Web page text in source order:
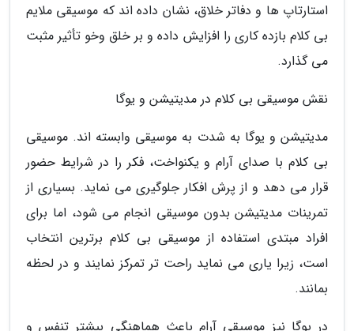
استارتاپ ها و دفاتر خلاق، نشان داده اند که موسیقی ملایم
بی کلام بازده کاری را افزایش داده و بر خلق وخو تأثیر مثبت
می گذارد.
نقش موسیقی بی کلام در مدیتیشن و یوگا
مدیتیشن و یوگا به شدت به موسیقی وابسته اند. موسیقی
بی کلام با صدای آرام و یکنواخت، فکر را در شرایط حضور
قرار می دهد و از پرش افکار جلوگیری می نماید. بسیاری از
تمرینات مدیتیشن بدون موسیقی انجام می شود، اما برای
افراد مبتدی استفاده از موسیقی بی کلام برترین انتخاب
است، زیرا یاری می نماید راحت تر تمرکز نمایند و در لحظه
بمانند.
در یوگا نیز موسیقی آرام باعث هماهنگی بیشتر تنفس و